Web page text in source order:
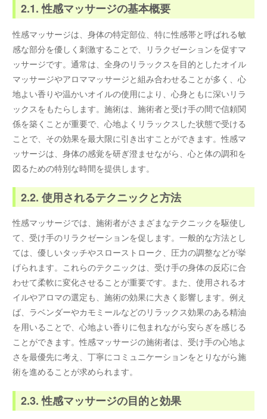
2.1. 性感マッサージの基本概要
性感マッサージは、身体の特定部位、特に性感帯と呼ばれる敏
感な部分を優しく刺激することで、リラクゼーションを促すマ
ッサージです。通常は、全身のリラックスを目的としたオイル
マッサージやアロママッサージと組み合わせることが多く、心
地よい香りや温かいオイルの使用により、心身ともに深いリラ
ックスをもたらします。施術は、施術者と受け手の間で信頼関
係を築くことが重要で、心地よくリラックスした状態で受ける
ことで、その効果を最大限に引き出すことができます。性感マ
ッサージは、身体の感覚を研ぎ澄ませながら、心と体の調和を
図るための特別な時間を提供します。
2.2. 使用されるテクニックと方法
性感マッサージでは、施術者がさまざまなテクニックを駆使し
て、受け手のリラクゼーションを促します。一般的な方法とし
ては、優しいタッチやスローストローク、圧力の調整などが挙
げられます。これらのテクニックは、受け手の身体の反応に合
わせて柔軟に変化させることが重要です。また、使用されるオ
イルやアロマの選定も、施術の効果に大きく影響します。例え
ば、ラベンダーやカモミールなどのリラックス効果のある精油
を用いることで、心地よい香りに包まれながら安らぎを感じる
ことができます。性感マッサージの施術者は、受け手の心地よ
さを最優先に考え、丁寧にコミュニケーションをとりながら施
術を進めることが求められます。
2.3. 性感マッサージの目的と効果